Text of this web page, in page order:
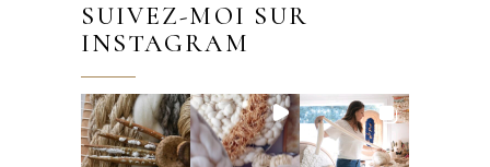
SUIVEZ-MOI SUR
INSTAGRAM